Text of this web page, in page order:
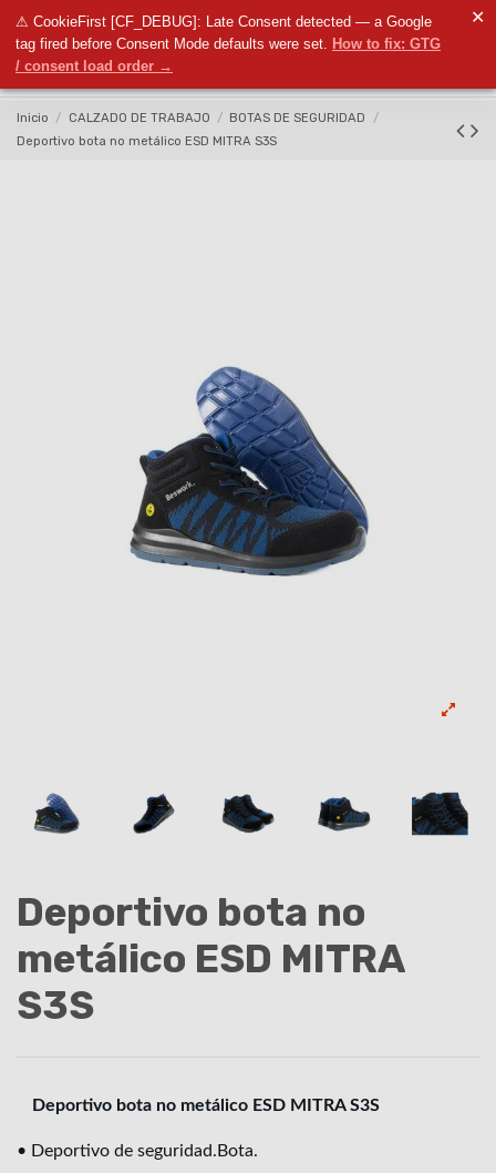
⚠ CookieFirst [CF_DEBUG]: Late Consent detected — a Google
tag fired before Consent Mode defaults were set. How to fix: GTG
/ consent load order →
✕
Inicio CALZADO DE TRABAJO
BOTAS DE SEGURIDAD
Deportivo bota no metálico ESD MITRA S3S
Deportivo bota no
metálico ESD MITRA
S3S
Deportivo bota no metálico ESD MITRA S3S
• Deportivo de seguridad.Bota.